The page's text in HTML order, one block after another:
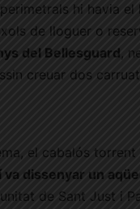
hi havia
de lloguer o
del Bellesguard,
creuar dos
el cabalós
va dissenyar un
de Sant Just i